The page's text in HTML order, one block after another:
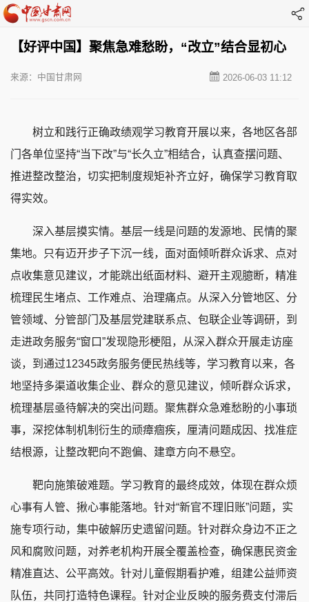
【好评中国】聚焦急难愁盼，“改立”结合显初心
2026-06-03 11:12
来源：中国甘肃网
树立和践行正确政绩观学习教育开展以来，各地区各部
门各单位坚持“当下改”与“长久立”相结合，认真查摆问题、
推进整改整治，切实把制度规矩补齐立好，确保学习教育取
得实效。
深入基层摸实情。基层一线是问题的发源地、民情的聚
集地。只有迈开步子下沉一线，面对面倾听群众诉求、点对
点收集意见建议，才能跳出纸面材料、避开主观臆断，精准
梳理民生堵点、工作难点、治理痛点。从深入分管地区、分
管领域、分管部门及基层党建联系点、包联企业等调研，到
走进政务服务“窗口”发现隐形梗阻，从深入群众开展走访座
谈，到通过12345政务服务便民热线等，学习教育以来，各
地坚持多渠道收集企业、群众的意见建议，倾听群众诉求，
梳理基层亟待解决的突出问题。聚焦群众急难愁盼的小事琐
事，深挖体制机制衍生的顽瘴痼疾，厘清问题成因、找准症
结根源，让整改靶向不跑偏、建章方向不悬空。
靶向施策破难题。学习教育的最终成效，体现在群众烦
心事有人管、揪心事能落地。针对“新官不理旧账”问题，实
施专项行动，集中破解历史遗留问题。针对群众身边不正之
风和腐败问题，对养老机构开展全覆盖检查，确保惠民资金
精准直达、公平高效。针对儿童假期看护难，组建公益师资
队伍，共同打造特色课程。针对企业反映的服务费支付滞后